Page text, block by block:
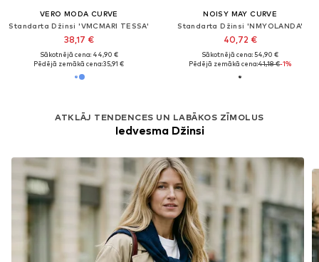
VERO MODA CURVE
Standarta Džinsi 'VMCMARI TESSA'
38,17 €
Sākotnējā cena: 44,90 €
Pēdējā zemākā cena:35,91 €
ATKLĀJ TENDENCES UN LABĀKOS ZĪMOLUS
Iedvesma Džinsi
NOISY MAY CURVE
Standarta Džinsi 'NMYOLANDA'
40,72 €
Sākotnējā cena: 54,90 €
Pēdējā zemākā cena:41,18 €-1%